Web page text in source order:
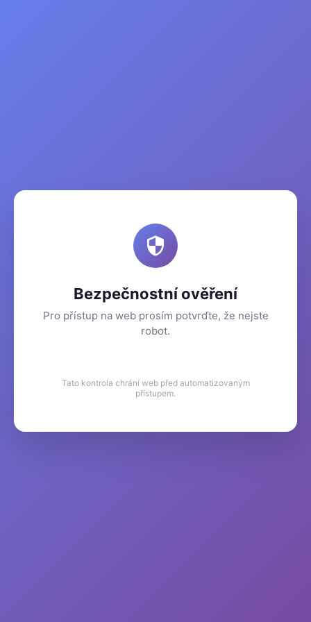
Bezpečnostní ověření
Pro přístup na web prosím potvrďte, že nejste
robot.
Tato kontrola chrání web před automatizovaným
přístupem.